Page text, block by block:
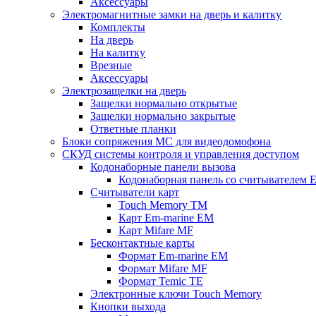
Электромагнитные замки на дверь и калитку
Комплекты
На дверь
На калитку
Врезные
Аксессуары
Электрозащелки на дверь
Защелки нормально открытые
Защелки нормально закрытые
Ответные планки
Блоки сопряжения МС для видеодомофона
СКУД системы контроля и управления доступом
Кодонаборные панели вызова
Кодонаборная панель со считывателем
Считыватели карт
Touch Memory TM
Карт Em-marine EM
Карт Mifare MF
Бесконтактные карты
Формат Em-marine EM
Формат Mifare MF
Формат Temic TE
Электронные ключи Touch Memory
Кнопки выхода